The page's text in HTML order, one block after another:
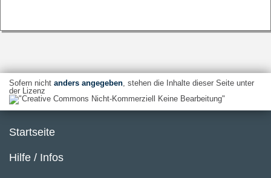
Sofern nicht anders angegeben, stehen die Inhalte dieser Seite unter
der Lizenz
Startseite
Hilfe / Infos